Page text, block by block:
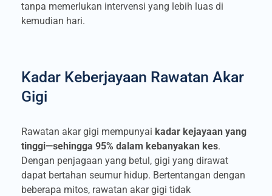
tanpa memerlukan intervensi yang lebih luas di
kemudian hari.
Kadar Keberjayaan Rawatan Akar
Gigi
Rawatan akar gigi mempunyai kadar kejayaan yang
tinggi—sehingga 95% dalam kebanyakan kes.
Dengan penjagaan yang betul, gigi yang dirawat
dapat bertahan seumur hidup. Bertentangan dengan
beberapa mitos, rawatan akar gigi tidak